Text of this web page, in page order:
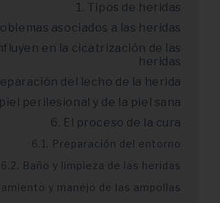
1. Tipos de heridas
asociados a las heridas
en la cicatrización de las
heridas
del lecho de la herida
perilesional y de la piel sana
6. El proceso de la cura
6.1. Preparación del entorno
6.2. Baño y limpieza de las heridas
y manejo de las ampollas